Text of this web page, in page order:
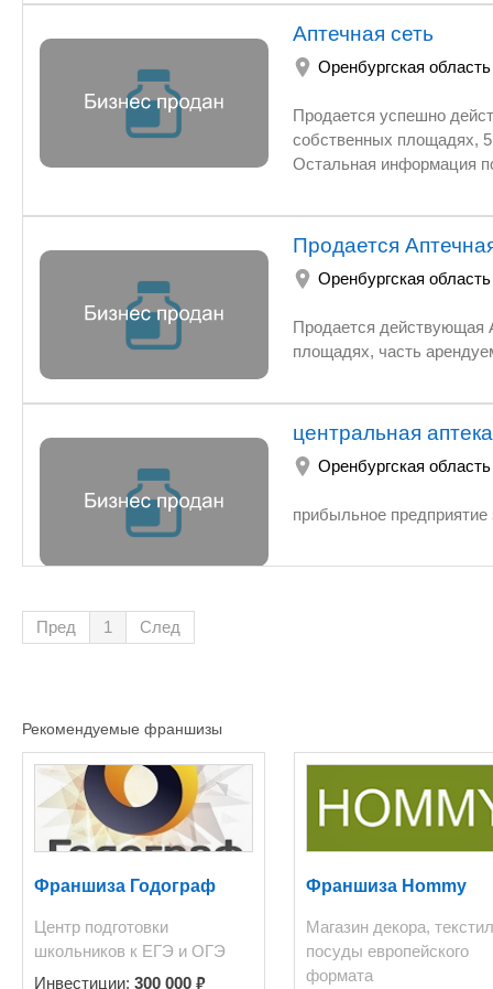
Аптечная сеть
Оренбургская область
Продается успешно
собственных площадях,
Остальная информация
Продается
Оренбургская область
Продается действующая
площадях, часть
центральная аптека
Оренбургская область
прибыльное
Пред 1 След
Рекомендуемые франшизы
Франшиза Годограф
Центр подготовки
школьников к ЕГЭ и ОГЭ
Инвестиции: 300 000 ₽
Франшиза Hommy
Магазин декора,
посуды европейского
формата